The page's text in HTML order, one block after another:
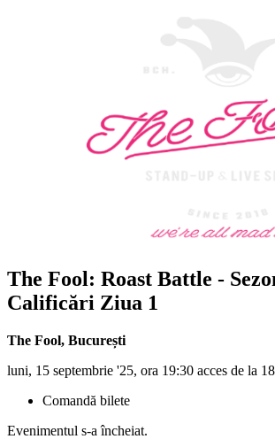
The Fool: Roast Battle -
Calificări Ziua 1
The Fool, București
luni, 15 septembrie '25, ora 19:30 acces de la
Comandă bilete
Evenimentul s-a încheiat.